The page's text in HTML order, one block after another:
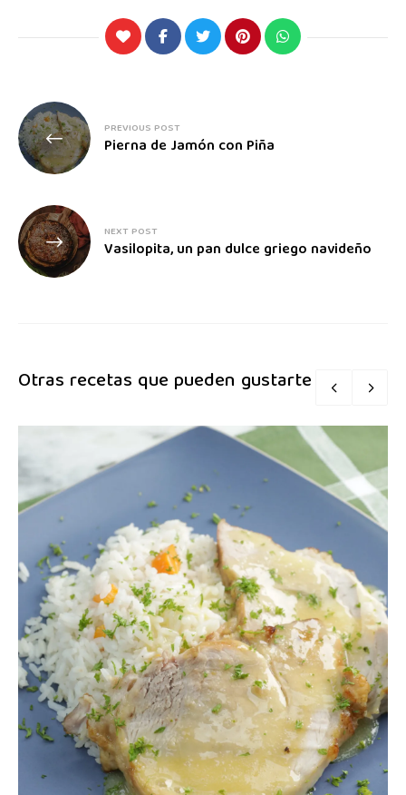
PREVIOUS POST
Pierna de Jamón con Piña
NEXT POST
Vasilopita, un pan dulce griego navideño
Otras recetas que pueden gustarte